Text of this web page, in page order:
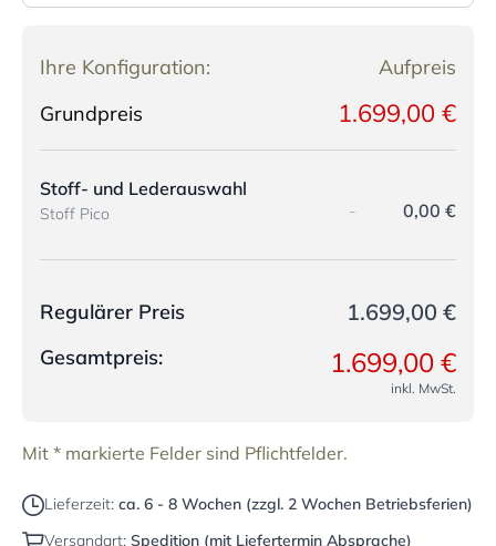
Ihre Konfiguration:
Aufpreis
Grundpreis
1.699,00 €
Stoff- und Lederauswahl
Stoff Pico - 0,00 €
Regulärer Preis 1.699,00 €
Gesamtpreis: 1.699,00 €
inkl. MwSt.
Mit * markierte Felder sind Pflichtfelder.
Lieferzeit: ca. 6 - 8 Wochen (zzgl. 2 Wochen Betriebsferien)
Versandart: Spedition (mit Liefertermin Absprache)